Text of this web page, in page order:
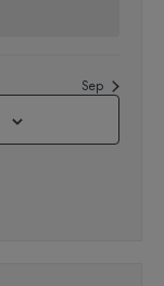
Sep